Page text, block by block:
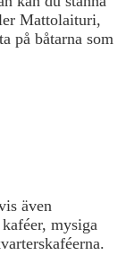
Mattolaituri,
på båtarna som
även
mysiga